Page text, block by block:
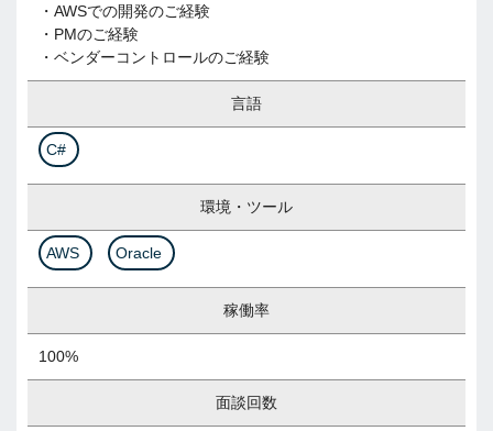
・AWSでの開発のご経験
・PMのご経験
・ベンダーコントロールのご経験
言語
C#
環境・ツール
AWS Oracle
稼働率
100%
面談回数